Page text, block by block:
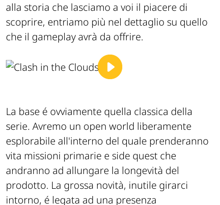
alla storia che lasciamo a voi il piacere di
scoprire, entriamo più nel dettaglio su quello
che il gameplay avrà da offrire.
La base é ovviamente quella classica della
serie. Avremo un open world liberamente
esplorabile all'interno del quale prenderanno
vita missioni primarie e side quest che
andranno ad allungare la longevità del
prodotto. La grossa novità, inutile girarci
intorno, é legata ad una presenza